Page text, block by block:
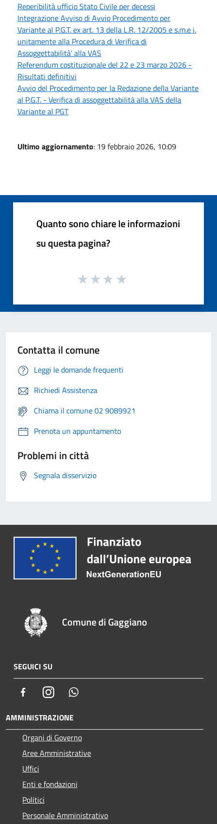
Reperibilità ufficio Stato Civile per decessi
Integrazione Avviso di Avvio Procedimento per
Variante al P.G.T. ex art. 13 della L.R. 12/2005 e s.m.e i.
unitamente alla Procedura di Verifica di
Assoggettabilità’ alla VAS
Referendum costituzionale del 22 e 23 marzo 2026 -
Risultati definitivi
Avvio del Procedimento per la Redazione della Variante
al P.G.T. - Verifica di assoggettabilità alla VAS della
Variante al PGT
Ultimo aggiornamento: 19 febbraio 2026, 10:09
Quanto sono chiare le informazioni
su questa pagina?
Contatta il comune
Leggi le domande frequenti
Richiedi Assistenza
Chiama il comune 02 9089921
Prenota un appuntamento
Problemi in città
Segnala disservizio
Comune di Gaggiano
SEGUICI SU
FacebookInstagram
AMMINISTRAZIONE
Organi di Governo
Aree Amministrative
Uffici
Enti e fondazioni
Politici
Personale Amministrativo